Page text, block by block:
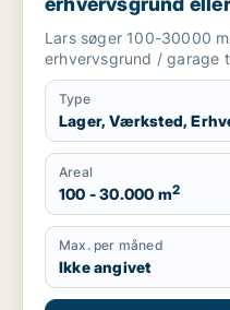
Herning, Ikast eller
Lars søger 100-30000
erhvervsgrund / garage
Type
Lager, Værksted,
Areal
100 - 30.000 m2
Max. per måned
Ikke angivet